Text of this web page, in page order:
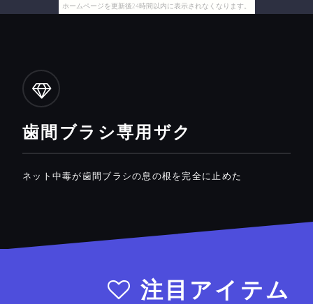
ホームページを更新後24時間以内に表示されなくなります。
歯間ブラシ専用ザク
ネット中毒が歯間ブラシの息の根を完全に止めた
注目アイテム